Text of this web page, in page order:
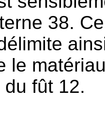
38.
le
fût 12.